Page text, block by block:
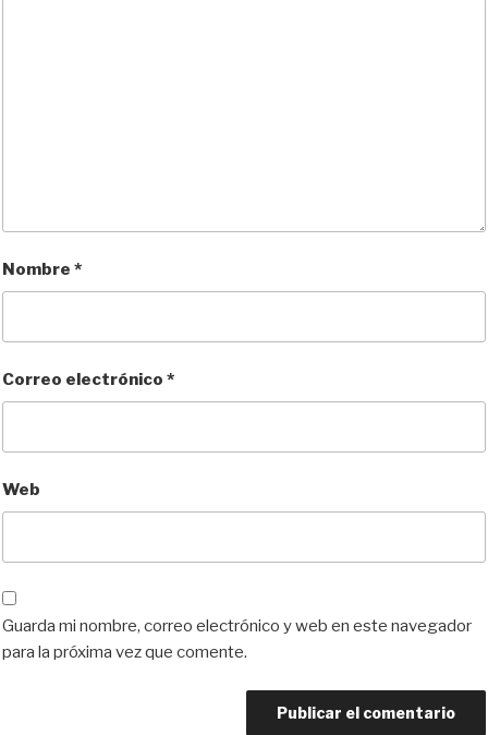
Nombre *
Correo electrónico *
Web
Guarda mi nombre, correo electrónico y web en este navegador
para la próxima vez que comente.